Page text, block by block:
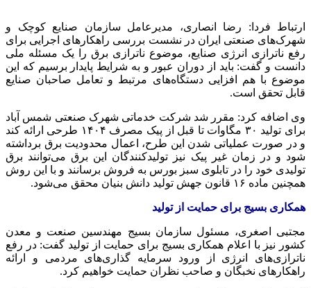
ارتباط فردا: رضا انصاری، مدیرعامل سازمان صنایع کوچک و
شهرک‌های صنعتی ایران در نشست بررسی راهکارهای اجرایی برای
رفع ناترازی انرژی صنایع، موضوع ناترازی برق را یک مسئله ملی
دانست و گفت: باید از دوران عبور و به شرایط پایدار برسیم که این
موضوع با هم افزایی دستگاه‌های مرتبط و تعامل صاحبان صنایع
قابل تحقق است.
وی اضافه کرد: مقرر شد شرکت خدماتی شهرک صنعتی شمس آباد
برای تولید ۳۰ مگاوات تا قبل از پیک مصرف ۱۴۰۴ طرحی ارائه کند
و در صورت عملیاتی شدن این طرح، اعمال محدودیت برق برداشته
شود و در زمان غیر پیک نیز تولیدکنندگان این برق می‌توانند برق
تولیدی خود را در تابلوی سبز بورس به فروش برسانند و با این روش
همچنین ماده ۱۶ قانون جهش تولید دانش بنیان محقق می‌شود.
همکاری بسیج برای حمایت از تولید
مجتبی اصغری، مسئول سازمان بسیج مهندسین صنعت و معدن
کشور نیز با اعلام همکاری بسیج برای حمایت از تولید گفت: در رفع
ناترازی‌های انرژی از ورود سرمایه گذاری‌های مردمی و ارائه
راهکارهای نخبگان و صاحب نظران حمایت خواهیم کرد.